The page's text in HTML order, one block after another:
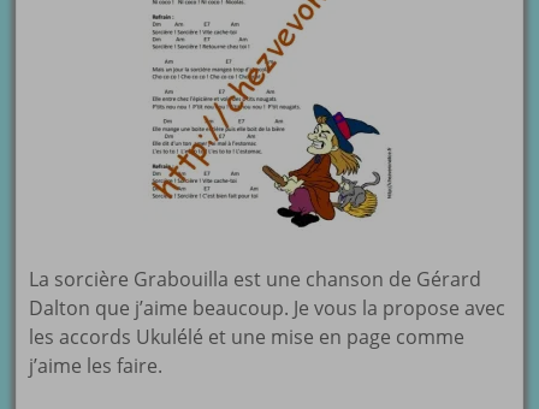
La sorcière Grabouilla est une chanson de Gérard
Dalton que j’aime beaucoup. Je vous la propose avec
les accords Ukulélé et une mise en page comme
j’aime les faire.